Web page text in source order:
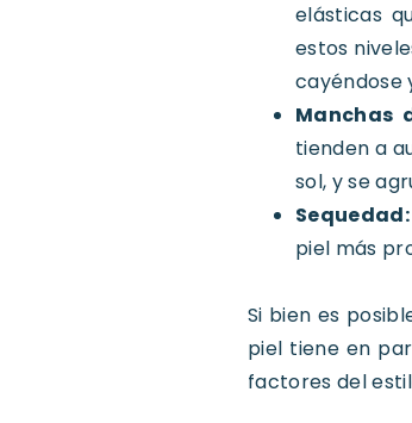
elásticas
estos
cayéndose
Manchas
tienden a
sol, y se
Sequedad:
piel más
Si bien es
piel tiene en
factores del